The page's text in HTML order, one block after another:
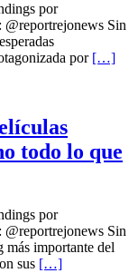
por
@reportrejonews Sin
por […]
todo lo que
por
Sin
más importante del
sus […]